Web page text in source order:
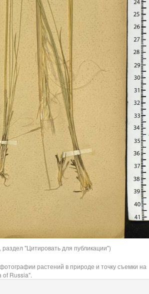
"Цитировать для публикации")
растений в природе и точку съемки на
of Russia".